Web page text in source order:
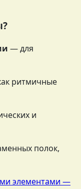
— для
ритмичные
и
полок,
элементами —